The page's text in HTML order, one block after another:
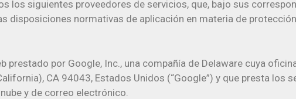
los siguientes proveedores de servicios, que, bajo sus
disposiciones normativas de aplicación en materia de
prestado por Google, Inc., una compañía de Delaware cuya
CA 94043, Estados Unidos (“Google”) y que presta los
y de correo electrónico.